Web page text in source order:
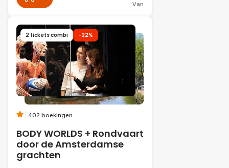
Van
2 tickets combi -22%
402 boekingen
BODY WORLDS + Rondvaart
door de Amsterdamse
grachten